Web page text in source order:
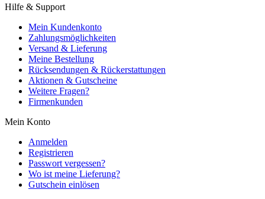
Hilfe & Support
Mein Kundenkonto
Zahlungsmöglichkeiten
Versand & Lieferung
Meine Bestellung
Rücksendungen & Rückerstattungen
Aktionen & Gutscheine
Weitere Fragen?
Firmenkunden
Mein Konto
Anmelden
Registrieren
Passwort vergessen?
Wo ist meine Lieferung?
Gutschein einlösen